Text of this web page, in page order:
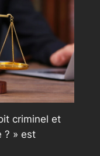
criminel et
? » est